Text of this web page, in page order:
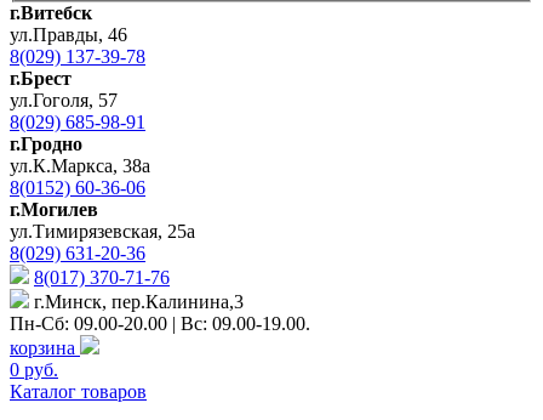
г.Витебск
ул.Правды, 46
8(029) 137-39-78
г.Брест
ул.Гоголя, 57
8(029) 685-98-91
г.Гродно
ул.К.Маркса, 38а
8(0152) 60-36-06
г.Могилев
ул.Тимирязевская, 25а
8(029) 631-20-36
8(017) 370-71-76
г.Минск, пер.Калинина,3
Пн-Сб: 09.00-20.00 | Вс: 09.00-19.00.
корзина
0 руб.
Каталог товаров